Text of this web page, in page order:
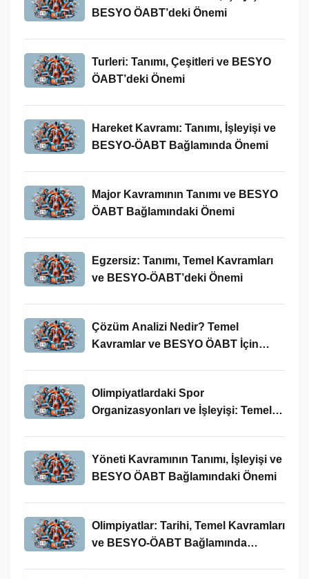
BESYO ÖABT’deki Önemi
Turleri: Tanımı, Çeşitleri ve BESYO
ÖABT’deki Önemi
Hareket Kavramı: Tanımı, İşleyişi ve
BESYO-ÖABT Bağlamında Önemi
Major Kavramının Tanımı ve BESYO
ÖABT Bağlamındaki Önemi
Egzersiz: Tanımı, Temel Kavramları
ve BESYO-ÖABT’deki Önemi
Çözüm Analizi Nedir? Temel
Kavramlar ve BESYO ÖABT İçin
Olimpiyatlardaki Spor
Organizasyonları ve İşleyişi: Temel
Yöneti Kavramının Tanımı, İşleyişi ve
BESYO ÖABT Bağlamındaki Önemi
Olimpiyatlar: Tarihi, Temel Kavramları
ve BESYO-ÖABT Bağlamında